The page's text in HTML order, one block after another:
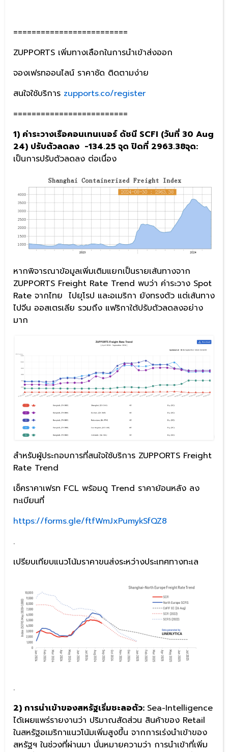
=========================
ZUPPORTS เพิ่มทางเลือกในการนำเข้าส่งออก
จองเฟรทออนไลน์ ราคาชัด ติดตามง่าย
สนใจใช้บริการ zupports.co/register
=========================
1) ค่าระวางเรือคอนเทนเนอร์ ดัชนี SCFI (วันที่ 30 Aug
24) ปรับตัวลดลง -134.25 จุด ปิดที่ 2963.38จุด:
เป็นการปรับตัวลดลง ต่อเนื่อง
หากพิจารณาข้อมูลเพิ่มเติมแยกเป็นรายเส้นทางจาก
ZUPPORTS Freight Rate Trend พบว่า ค่าระวาง Spot
Rate จากไทย ไปยุโรป และอเมริกา ยังทรงตัว แต่เส้นทาง
ไปจีน ออสเตรเลีย รวมถึง แฟริกาใต้ปรับตัวลดลงอย่าง
มาก
สำหรับผู้ประกอบการที่สนใจใช้บริการ ZUPPORTS Freight
Rate Trend
เช็คราคาเฟรท FCL พร้อมดู Trend ราคาย้อนหลัง ลง
ทะเบียนที่
https://forms.gle/ftfWmJxPumykSfQZ8
.
เปรียบเทียบแนวโน้มราคาขนส่งระหว่างประเทศทางทะเล
.
2) การนำเข้าของสหรัฐเริ่มชะลอตัว: Sea-Intelligence
ได้เผยแพร่รายงานว่า ปริมาณสัดส่วน สินค้าของ Retail
ในสหรัฐอเมริกาแนวโน้มเพิ่มสูงขึ้น จากการเร่งนำเข้าของ
สหรัฐฯ ในช่วงที่ผ่านมา นั่นหมายความว่า การนำเข้าที่เพิ่ม